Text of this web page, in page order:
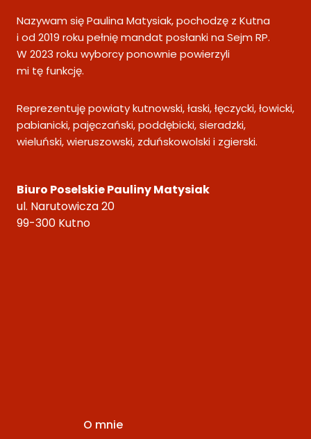
Nazywam się Paulina Matysiak, pochodzę z Kutna
i od 2019 roku pełnię mandat posłanki na Sejm RP.
W 2023 roku wyborcy ponownie powierzyli
mi tę funkcję.
Reprezentuję powiaty kutnowski, łaski, łęczycki, łowicki,
pabianicki, pajęczański, poddębicki, sieradzki,
wieluński, wieruszowski, zduńskowolski i zgierski.
Biuro Poselskie Pauliny Matysiak
ul. Narutowicza 20
99-300 Kutno
O mnie